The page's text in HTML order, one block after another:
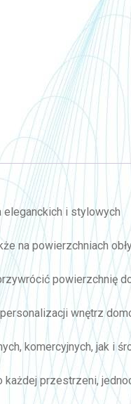
eleganckich i stylowych
na powierzchniach
powierzchnię
wnętrz
komercyjnych, jak i
przestrzeni,